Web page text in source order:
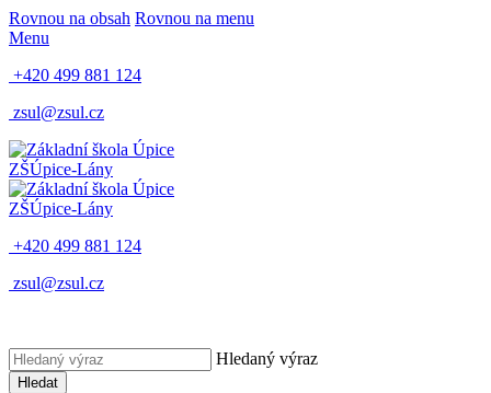
Rovnou na obsah Rovnou na menu
Menu
+420 499 881 124
zsul@zsul.cz
ZŠÚpice-Lány
ZŠÚpice-Lány
+420 499 881 124
zsul@zsul.cz
Hledaný výraz
Hledat